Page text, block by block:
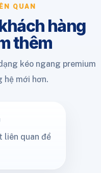
QUAN
hàng
thêm
kéo ngang premium
hệ mới hơn.
liên quan để